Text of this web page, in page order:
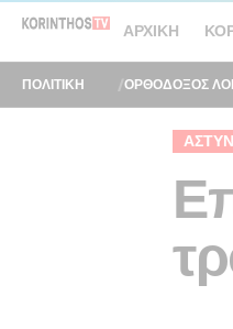
ΑΡΧΙΚΉ
ΠΟΛΙΤΙΚΗ ΟΡΘΟΔΟΞΟΣ